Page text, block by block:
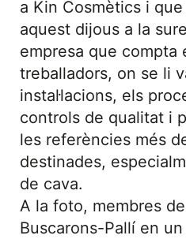
a Kin Cosmètics i
aquest dijous a la
empresa que compta
treballadors, on se li
instal·lacions, els
controls de qualitat i
les referències més
destinades,
de cava.
A la foto, membres
Buscarons-Pallí en